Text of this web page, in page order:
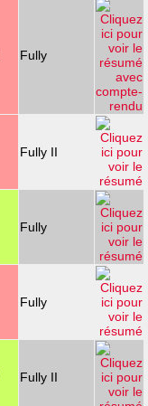
Fully
Fully II
Fully
Fully
Fully II